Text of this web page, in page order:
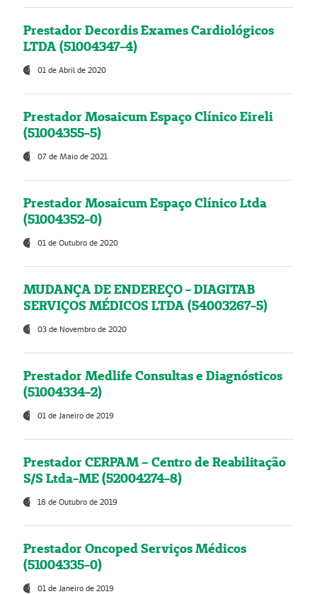
Prestador Decordis Exames Cardiológicos
LTDA (51004347-4)
01 de Abril de 2020
Prestador Mosaicum Espaço Clínico Eireli
(51004355-5)
07 de Maio de 2021
Prestador Mosaicum Espaço Clínico Ltda
(51004352-0)
01 de Outubro de 2020
MUDANÇA DE ENDEREÇO - DIAGITAB
SERVIÇOS MÉDICOS LTDA (54003267-5)
03 de Novembro de 2020
Prestador Medlife Consultas e Diagnósticos
(51004334-2)
01 de Janeiro de 2019
Prestador CERPAM – Centro de Reabilitação
S/S Ltda-ME (52004274-8)
18 de Outubro de 2019
Prestador Oncoped Serviços Médicos
(51004335-0)
01 de Janeiro de 2019